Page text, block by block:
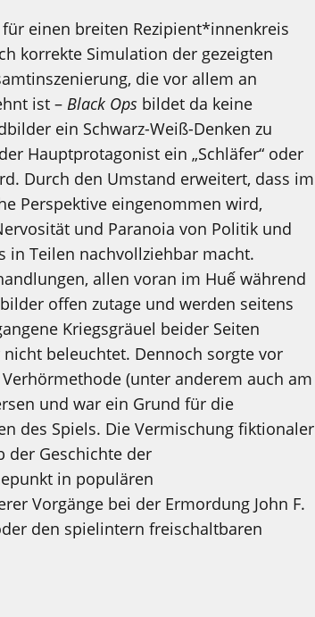
einen breiten Rezipient*innenkreis
korrekte Simulation der gezeigten
die vor allem an
ist– Black Opsbildet da keine
ein Schwarz-Weiß-Denken zu
Hauptprotagonist ein „Schläfer“ oder
Durch den Umstand erweitert, dass im
Perspektive eingenommen wird,
und Paranoia von Politik und
in Teilen nachvollziehbar macht.
allen voran im Huế während
offen zutage und werden seitens
Kriegsgräuel beider Seiten
beleuchtet. Dennoch sorgte vor
(unter anderem auch am
und war ein Grund für die
des Spiels. Die Vermischung fiktionaler
Geschichte der
in populären
Vorgänge bei der Ermordung John F.
den spielintern freischaltbaren